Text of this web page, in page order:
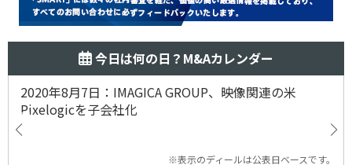
今日は何の日？M&Aカレンダー
2020年8月7日：IMAGICA GROUP、映像関連の米
Pixelogicを子会社化
※表示のディールは公表日ベースです。